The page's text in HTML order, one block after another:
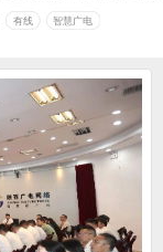
有线 智慧广电